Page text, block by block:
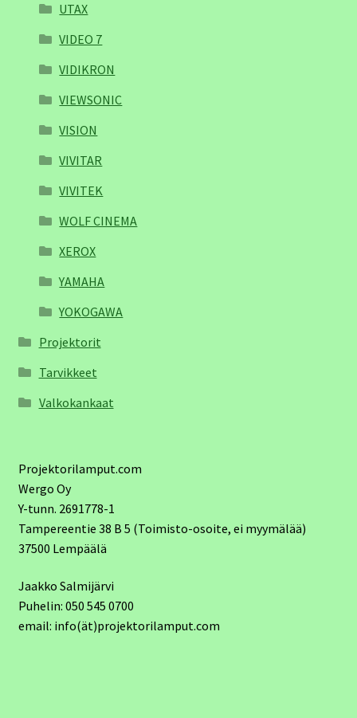
UTAX
VIDEO 7
VIDIKRON
VIEWSONIC
VISION
VIVITAR
VIVITEK
WOLF CINEMA
XEROX
YAMAHA
YOKOGAWA
Projektorit
Tarvikkeet
Valkokankaat
Projektorilamput.com
Wergo Oy
Y-tunn. 2691778-1
Tampereentie 38 B 5 (Toimisto-osoite, ei myymälää)
37500 Lempäälä
Jaakko Salmijärvi
Puhelin: 050 545 0700
email: info(ät)projektorilamput.com